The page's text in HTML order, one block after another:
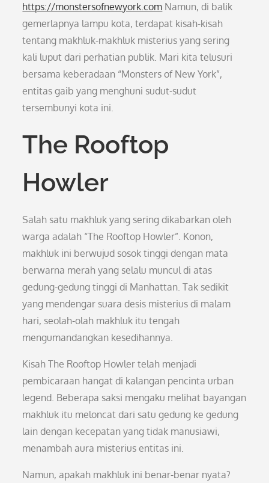
https://monstersofnewyork.com Namun, di balik
gemerlapnya lampu kota, terdapat kisah-kisah
tentang makhluk-makhluk misterius yang sering
kali luput dari perhatian publik. Mari kita telusuri
bersama keberadaan “Monsters of New York”,
entitas gaib yang menghuni sudut-sudut
tersembunyi kota ini.
The Rooftop
Howler
Salah satu makhluk yang sering dikabarkan oleh
warga adalah “The Rooftop Howler”. Konon,
makhluk ini berwujud sosok tinggi dengan mata
berwarna merah yang selalu muncul di atas
gedung-gedung tinggi di Manhattan. Tak sedikit
yang mendengar suara desis misterius di malam
hari, seolah-olah makhluk itu tengah
mengumandangkan kesedihannya.
Kisah The Rooftop Howler telah menjadi
pembicaraan hangat di kalangan pencinta urban
legend. Beberapa saksi mengaku melihat bayangan
makhluk itu meloncat dari satu gedung ke gedung
lain dengan kecepatan yang tidak manusiawi,
menambah aura misterius entitas ini.
Namun, apakah makhluk ini benar-benar nyata?